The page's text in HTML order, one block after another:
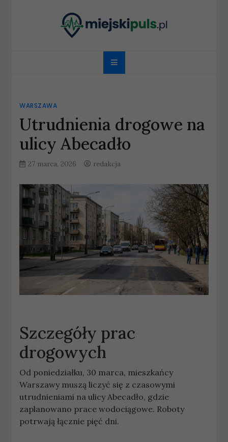
miejskipuls.pl
WARSZAWA
Utrudnienia drogowe na
ulicy Abecadło
27 marca, 2026 redakcja
Szczegóły prac
drogowych
Od poniedziałku, 30 marca, mieszkańcy
Warszawy muszą liczyć się z czasowymi
utrudnieniami na ulicy Abecadło, gdzie
zaplanowano prace wodociągowe. Roboty
potrwają łącznie pięć dni.